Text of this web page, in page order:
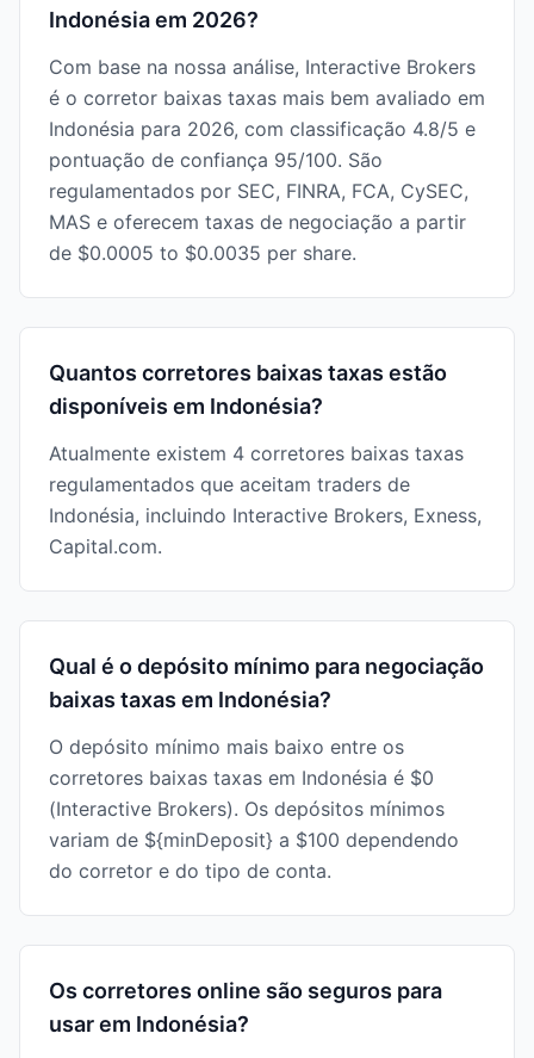
Indonésia em 2026?
Com base na nossa análise, Interactive Brokers
é o corretor baixas taxas mais bem avaliado em
Indonésia para 2026, com classificação 4.8/5 e
pontuação de confiança 95/100. São
regulamentados por SEC, FINRA, FCA, CySEC,
MAS e oferecem taxas de negociação a partir
de $0.0005 to $0.0035 per share.
Quantos corretores baixas taxas estão
disponíveis em Indonésia?
Atualmente existem 4 corretores baixas taxas
regulamentados que aceitam traders de
Indonésia, incluindo Interactive Brokers, Exness,
Capital.com.
Qual é o depósito mínimo para negociação
baixas taxas em Indonésia?
O depósito mínimo mais baixo entre os
corretores baixas taxas em Indonésia é $0
(Interactive Brokers). Os depósitos mínimos
variam de ${minDeposit} a $100 dependendo
do corretor e do tipo de conta.
Os corretores online são seguros para
usar em Indonésia?